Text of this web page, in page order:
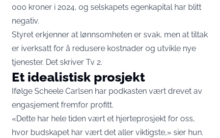
000 kroner i 2024, og selskapets egenkapital har blitt
negativ.
Styret erkjenner at lønnsomheten er svak, men at tiltak
er iverksatt for å redusere kostnader og utvikle nye
tjenester. Det skriver Tv 2.
Et idealistisk prosjekt
Ifølge Scheele Carlsen har podkasten vært drevet av
engasjement fremfor profitt.
«Dette har hele tiden vært et hjerteprosjekt for oss,
hvor budskapet har vært det aller viktigste,» sier hun.